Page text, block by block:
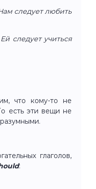
следует любить
следует учиться
что кому-то не
есть эти вещи не
глаголов,
: